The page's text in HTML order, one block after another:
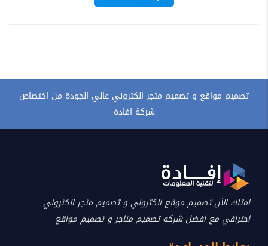
تصميم مواقع و تصميم متجر الكتروني عالي الجودة من اختصاص
شركة افادة
امتلك الأن تصميم موقع الكتروني و تصميم متجر الكتروني
احترافي مع افضل شركه تصميم متاجر و تصميم مواقع